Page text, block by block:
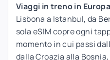
Viaggi in treno in
Lisbona a Istanbul, da
sola eSIM copre ogni
momento in cui passi
dalla Croazia alla